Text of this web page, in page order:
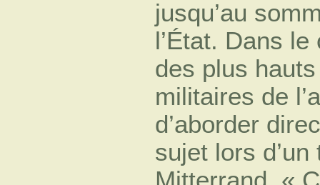
jusqu’au
l’État. Dans le
des plus
militaires de
d’aborder
sujet lors